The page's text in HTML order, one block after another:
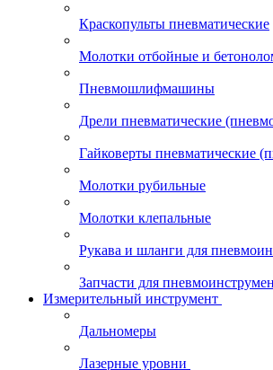
Краскопульты пневматические
Молотки отбойные и
Пневмошлифмашины
Дрели пневматические
Гайковерты пневматические
Молотки рубильные
Молотки клепальные
Рукава и шланги для
Запчасти для
Измерительный инструмент
Дальномеры
Лазерные уровни